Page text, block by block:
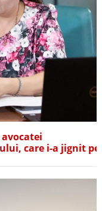
care i-a jignit pe